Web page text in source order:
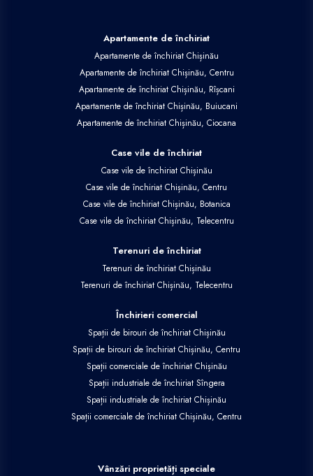
Apartamente de închiriat
Apartamente de închiriat Chișinău
Apartamente de închiriat Chișinău, Centru
Apartamente de închiriat Chișinău, Rîșcani
Apartamente de închiriat Chișinău, Buiucani
Apartamente de închiriat Chișinău, Ciocana
Case vile de închiriat
Case vile de închiriat Chișinău
Case vile de închiriat Chișinău, Centru
Case vile de închiriat Chișinău, Botanica
Case vile de închiriat Chișinău, Telecentru
Terenuri de închiriat
Terenuri de închiriat Chișinău
Terenuri de închiriat Chișinău, Telecentru
Închirieri comercial
Spații de birouri de închiriat Chișinău
Spații de birouri de închiriat Chișinău, Centru
Spații comerciale de închiriat Chișinău
Spații industriale de închiriat Sîngera
Spații industriale de închiriat Chișinău
Spații comerciale de închiriat Chișinău, Centru
Vânzări proprietăți speciale